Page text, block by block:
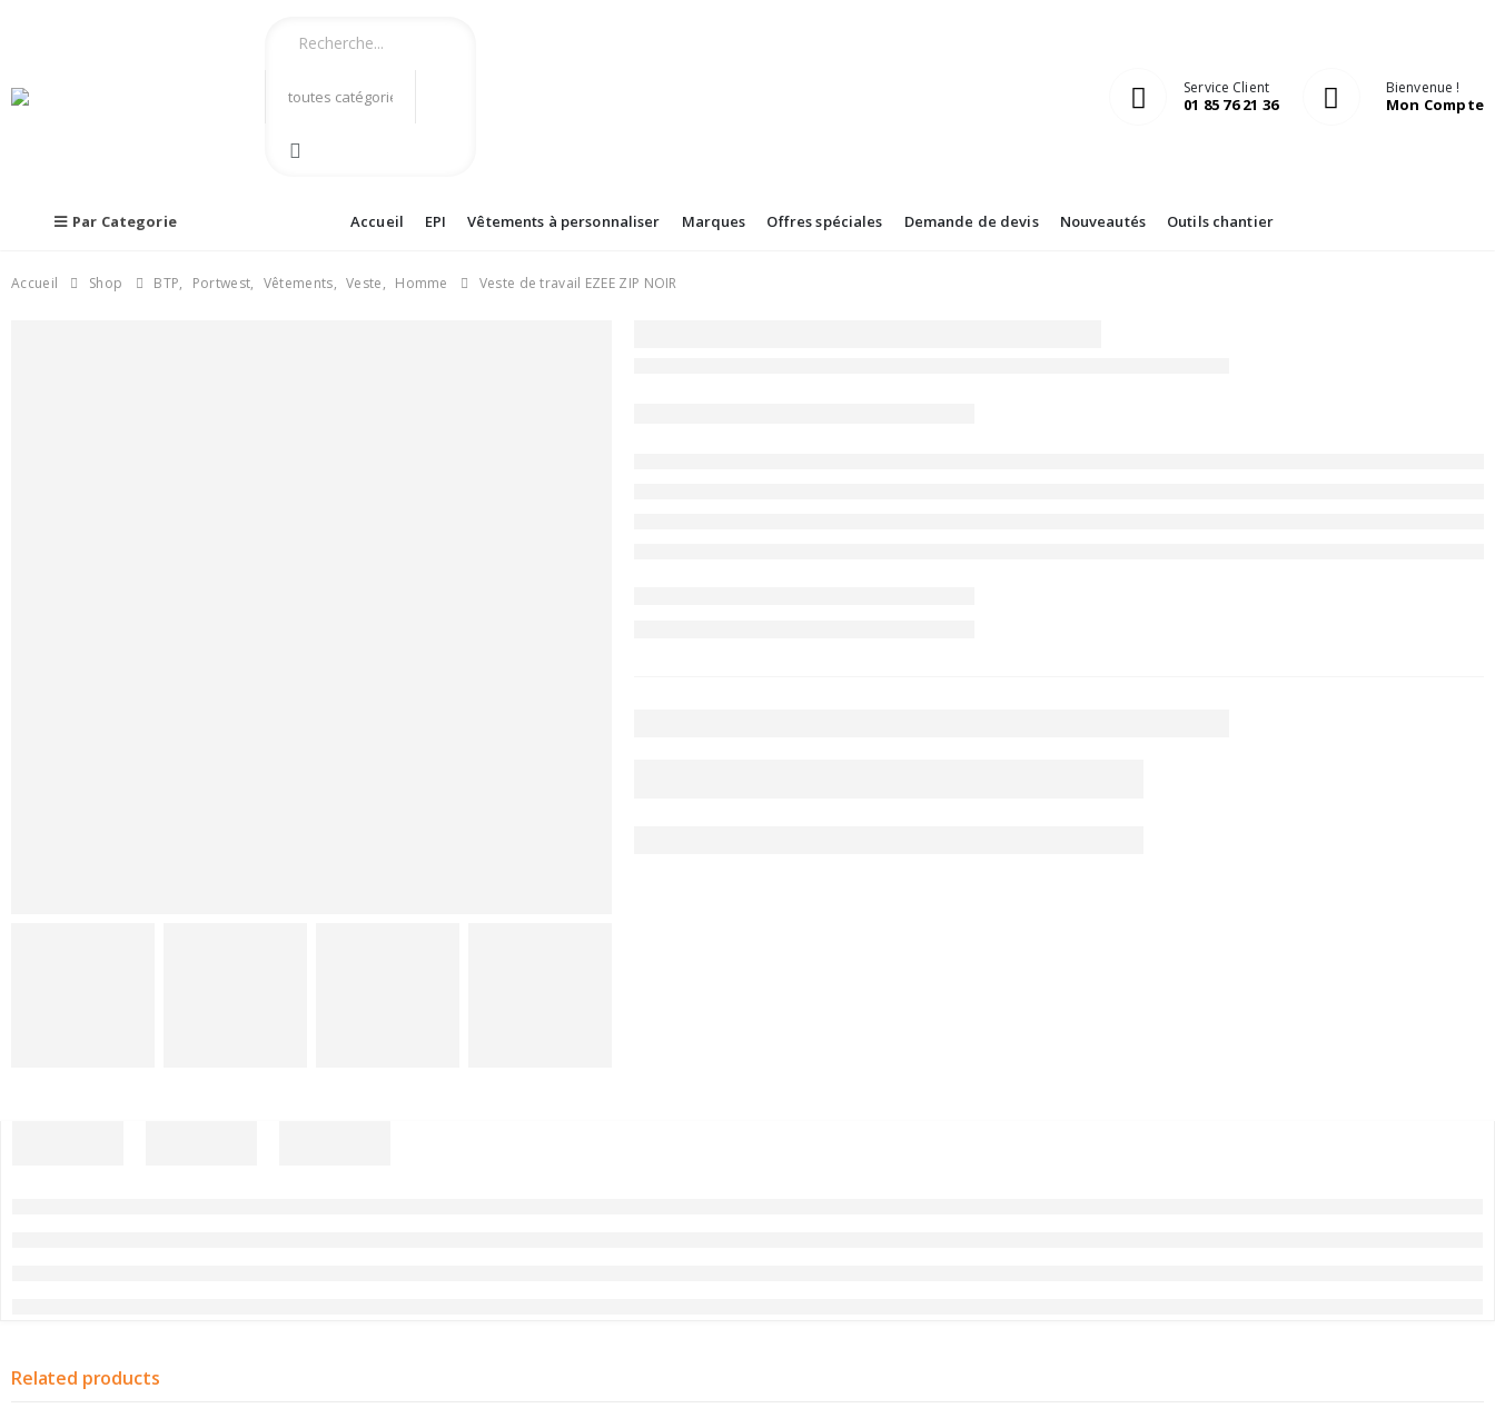
Service Client
01 85 76 21 36
Bienvenue !
Mon Compte
Par Categorie Accueil EPI Vêtements à personnaliser Marques Offres spéciales Demande de devis Nouveautés Outils chantier
Accueil Shop BTP, Portwest, Vêtements, Veste, Homme Veste de travail EZEE ZIP NOIR
Related products